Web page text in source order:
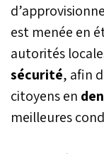
est menée en
autorités
sécurité, afin
citoyens en
meilleures